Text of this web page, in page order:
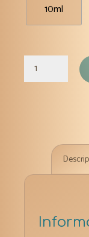
10ml
quantité
de
ml